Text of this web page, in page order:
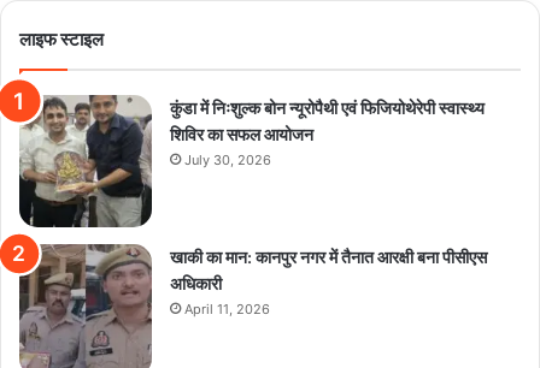
लाइफ स्टाइल
कुंडा में निःशुल्क बोन न्यूरोपैथी एवं फिजियोथेरेपी स्वास्थ्य
शिविर का सफल आयोजन
July 30, 2026
खाकी का मान: कानपुर नगर में तैनात आरक्षी बना पीसीएस
अधिकारी
April 11, 2026